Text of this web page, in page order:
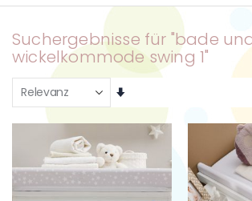
Suchergebnisse für "bade
wickelkommode swing 1"
Aufsteigend
sortieren